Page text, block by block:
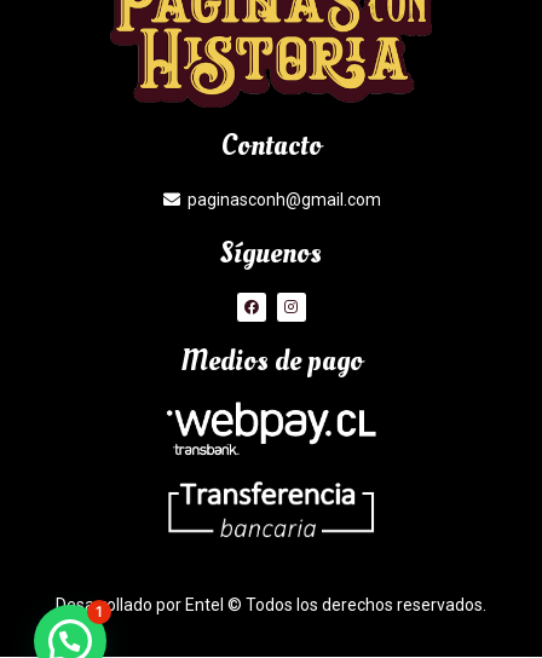
Contacto
paginasconh@gmail.com
Síguenos
Medios de pago
Desarrollado por Entel © Todos los derechos reservados.
1